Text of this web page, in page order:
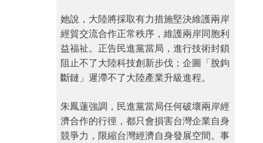
她說，大陸將採取有力措施堅決維護兩岸
經貿交流合作正常秩序，維護兩岸同胞利
益福祉。正告民進黨當局，進行技術封鎖
阻止不了大陸科技創新步伐；企圖「脫鉤
斷鏈」遲滯不了大陸產業升級進程。
朱鳳蓮強調，民進黨當局任何破壞兩岸經
濟合作的行徑，都只會損害台灣企業自身
競爭力，限縮台灣經濟自身發展空間。事